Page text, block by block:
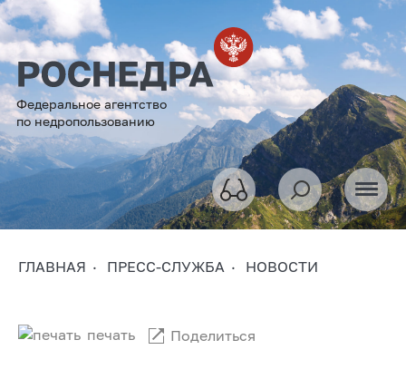
Федеральное агентство
по недропользованию
ГЛАВНАЯ ПРЕСС-СЛУЖБА НОВОСТИ
печать Поделиться